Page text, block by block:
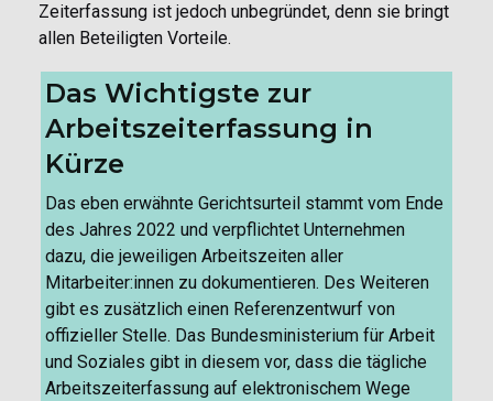
Zeiterfassung ist jedoch unbegründet, denn sie bringt
allen Beteiligten Vorteile.
Das Wichtigste zur
Arbeitszeiterfassung in
Kürze
Das eben erwähnte Gerichtsurteil stammt vom Ende
des Jahres 2022 und verpflichtet Unternehmen
dazu, die jeweiligen Arbeitszeiten aller
Mitarbeiter:innen zu dokumentieren. Des Weiteren
gibt es zusätzlich einen Referenzentwurf von
offizieller Stelle. Das Bundesministerium für Arbeit
und Soziales gibt in diesem vor, dass die tägliche
Arbeitszeiterfassung auf elektronischem Wege